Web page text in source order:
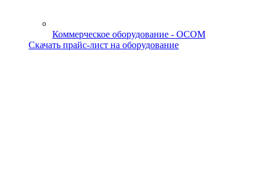
Коммерческое оборудование - OCOM
Скачать прайс-лист на оборудование